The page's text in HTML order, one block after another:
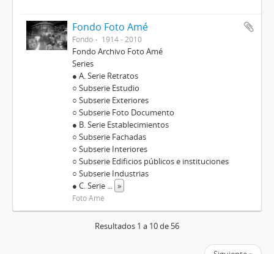
Fondo Foto Amé
Fondo 1914 - 2010
Fondo Archivo Foto Amé
Series
● A. Serie Retratos
○ Subserie Estudio
○ Subserie Exteriores
○ Subserie Foto Documento
● B. Serie Establecimientos
○ Subserie Fachadas
○ Subserie Interiores
○ Subserie Edificios públicos e instituciones
○ Subserie Industrias
● C. Serie ... »
Foto Amé
Resultados 1 a 10 de 56